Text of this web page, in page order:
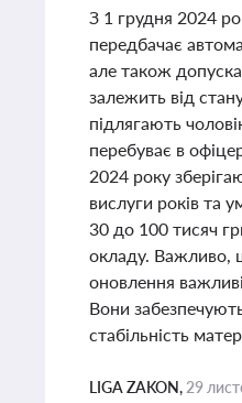
З 1 грудня 2024
передбачає
але також
залежить від
підлягають
перебуває в
2024 року
вислуги років та
30 до 100 тисяч
окладу. Важливо,
оновлення
Вони
стабільність
LIGA ZAKON, 29